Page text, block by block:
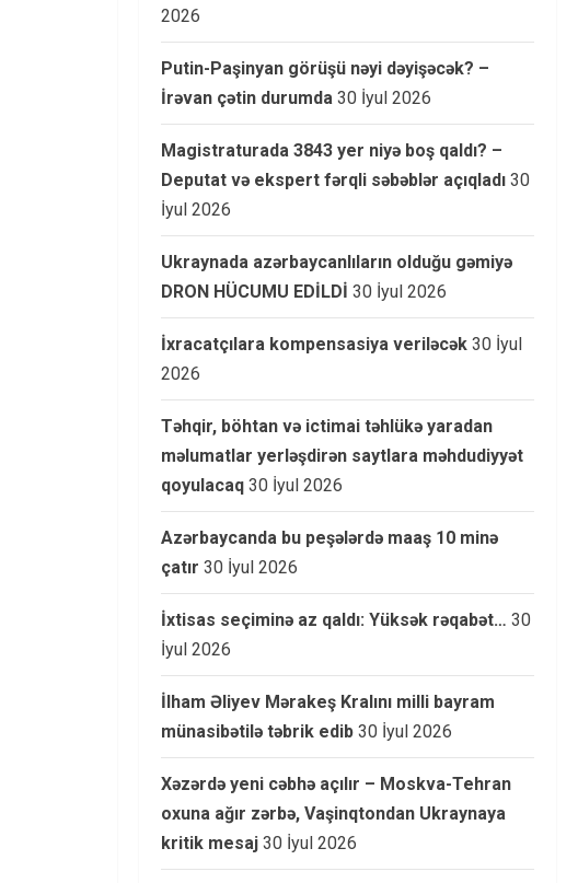
2026
Putin-Paşinyan görüşü nəyi dəyişəcək? –
İrəvan çətin durumda 30 İyul 2026
Magistraturada 3843 yer niyə boş qaldı? –
Deputat və ekspert fərqli səbəblər açıqladı 30
İyul 2026
Ukraynada azərbaycanlıların olduğu gəmiyə
DRON HÜCUMU EDİLDİ 30 İyul 2026
İxracatçılara kompensasiya veriləcək 30 İyul
2026
Təhqir, böhtan və ictimai təhlükə yaradan
məlumatlar yerləşdirən saytlara məhdudiyyət
qoyulacaq 30 İyul 2026
Azərbaycanda bu peşələrdə maaş 10 minə
çatır 30 İyul 2026
İxtisas seçiminə az qaldı: Yüksək rəqabət… 30
İyul 2026
İlham Əliyev Mərakeş Kralını milli bayram
münasibətilə təbrik edib 30 İyul 2026
Xəzərdə yeni cəbhə açılır – Moskva-Tehran
oxuna ağır zərbə, Vaşinqtondan Ukraynaya
kritik mesaj 30 İyul 2026